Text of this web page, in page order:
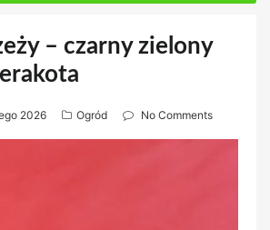
– czarny zielony
2026 Ogród No Comments